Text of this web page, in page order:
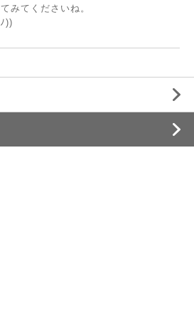
みてくださいね。
))